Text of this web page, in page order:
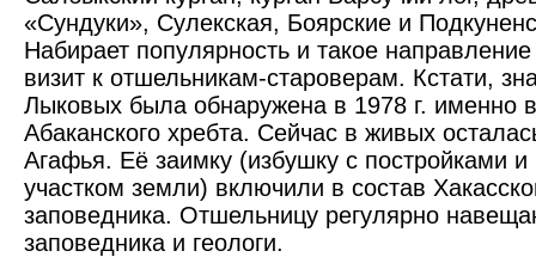
«Сундуки», Сулекская, Боярские и
Набирает популярность и такое направление
визит к отшельникам-староверам. Кстати,
Лыковых была обнаружена в 1978 г. именно
Абаканского хребта. Сейчас в живых
Агафья. Её заимку (избушку с постройками
участком земли) включили в состав
заповедника. Отшельницу регулярно
заповедника и геологи.